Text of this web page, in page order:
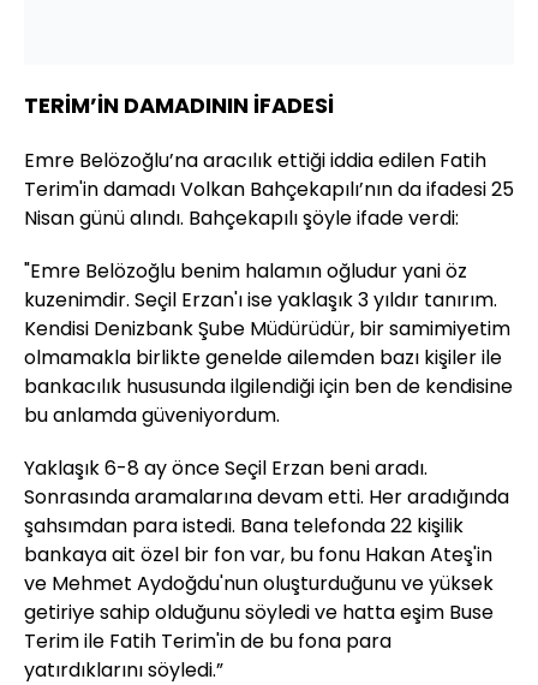
TERİM’İN DAMADININ İFADESİ
Emre Belözoğlu’na aracılık ettiği iddia edilen Fatih
Terim'in damadı Volkan Bahçekapılı’nın da ifadesi 25
Nisan günü alındı. Bahçekapılı şöyle ifade verdi:
"Emre Belözoğlu benim halamın oğludur yani öz
kuzenimdir. Seçil Erzan'ı ise yaklaşık 3 yıldır tanırım.
Kendisi Denizbank Şube Müdürüdür, bir samimiyetim
olmamakla birlikte genelde ailemden bazı kişiler ile
bankacılık hususunda ilgilendiği için ben de kendisine
bu anlamda güveniyordum.
Yaklaşık 6-8 ay önce Seçil Erzan beni aradı.
Sonrasında aramalarına devam etti. Her aradığında
şahsımdan para istedi. Bana telefonda 22 kişilik
bankaya ait özel bir fon var, bu fonu Hakan Ateş'in
ve Mehmet Aydoğdu'nun oluşturduğunu ve yüksek
getiriye sahip olduğunu söyledi ve hatta eşim Buse
Terim ile Fatih Terim'in de bu fona para
yatırdıklarını söyledi.”